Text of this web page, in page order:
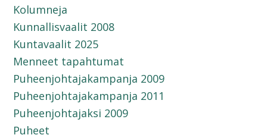
Kolumneja
Kunnallisvaalit 2008
Kuntavaalit 2025
Menneet tapahtumat
Puheenjohtajakampanja 2009
Puheenjohtajakampanja 2011
Puheenjohtajaksi 2009
Puheet